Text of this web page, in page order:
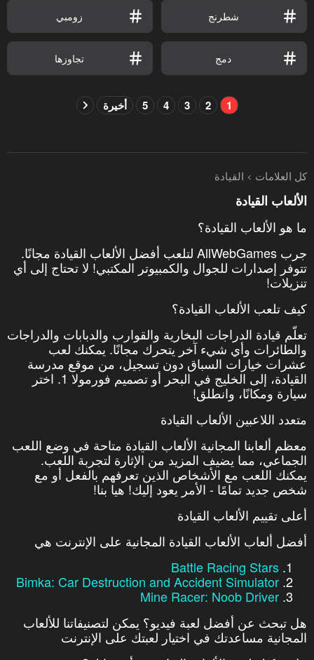
شطرنج زومبي
دمج تجاوزها
1
2
3
4
5 أخيرة
كل العلامات القيادة
الألعاب القيادة
ما هو الألعاب القيادة؟
جرب AllWebGames لتلعب أفضل الألعاب القيادة مجانًا.
تتوفر إصدارات للجوال والكمبيوتر المكتبي! لا تحتاج إلى أي
تنزيلات!
كيف تلعب الألعاب القيادة؟
تعلّم قيادة الدراجات البخارية والقوارب والدبابات والدراجات
والطائرات وأي شيء آخر يتحرك مجانًا. يمكنك لعب
عشرات خيارات السباق دون تسجيل، من موقع مدرسة
القيادة، إلى الخليج في البحر أو تصميم فورمولا 1. اختر
سيارة ومكانًا، وانطلق!
متعدد اللاعبين الألعاب القيادة
معظم ألعابنا المجانية الألعاب القيادة متاحة في وضع اللعب
الجماعي، مما يضيف المزيد من الإثارة لتجربة اللعب.
يمكنك اللعب مع الأشخاص الذين تعرفهم بالفعل أو مع
شخص جديد تمامًا - الأمر يعود إليك! هيا بنا!
أعلى تقييم الألعاب القيادة
أفضل ألعاب الألعاب القيادة المجانية على الإنترنت هي
Battle Racing Stars
Bimka: Car Destruction and Accident Simulator
Mine Racer: Noob Driver
هل تبحث عن أفضل لعبة فيديو؟ يمكن لتصنيفاتنا للألعاب
المجانية مساعدتك في اختيار لعبتك على الإنترنت